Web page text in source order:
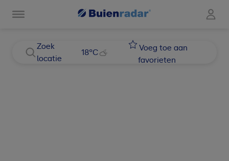
Zoek
locatie
18°C
Voeg toe aan
favorieten